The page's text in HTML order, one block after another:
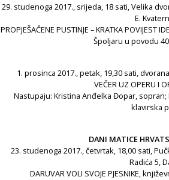
29. studenoga 2017., srijeda, 18 sati, Velika
E.
PROPJEŠAČENE PUSTINJE – KRATKA
Špoljaru u povodu
1. prosinca 2017., petak, 19,30 sati,
VEČER UZ OPERU I
Nastupaju: Kristina Anđelka Đopar,
klavirska
DANI MATICE
23. studenoga 2017., četvrtak, 18,00 sati,
Radića 5,
DARUVAR VOLI SVOJE PJESNIKE,